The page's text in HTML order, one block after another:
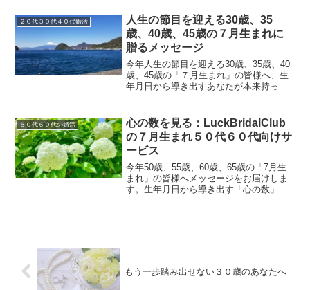
いう選択肢の魅力を伝える事が重要で
す。
２０代３０代４０代婚活
人生の節目を迎える30歳、35
歳、40歳、45歳の７月生まれに
贈るメッセージ
今年人生の節目を迎える30歳、35歳、40
歳、45歳の「７月生まれ」の皆様へ、生
年月日から導き出すあなたが本来持って
設計、婚活をスムーズに進めるヒントと
して、ご参考に。
５０代６０代の婚活
心の数を見る：LuckBridalClub
の７月生まれ５０代６０代向けサ
ービス
今年50歳、55歳、60歳、65歳の「7月生
まれ」の皆様へメッセージをお届けしま
す。生年月日から導き出す「心の数」を
もう一歩踏み出せない３０歳のあなたへ